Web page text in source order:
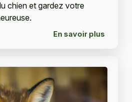
chien et gardez votre
En savoir plus